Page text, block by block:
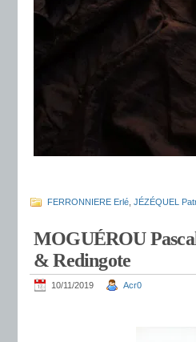
FERRONNIERE Erlé JÉZÉQUEL
MOGUÉROU
& Redingote
10/11/2019 Acr0